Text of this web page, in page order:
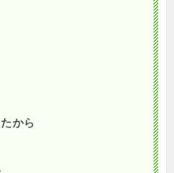
から